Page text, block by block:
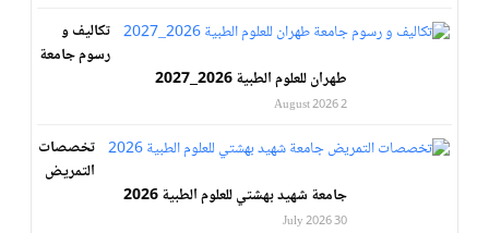
تكاليف و
رسوم جامعة
طهران للعلوم الطبية 2026_2027
2 August 2026
تخصصات
التمريض
جامعة شهيد بهشتي للعلوم الطبية 2026
30 July 2026